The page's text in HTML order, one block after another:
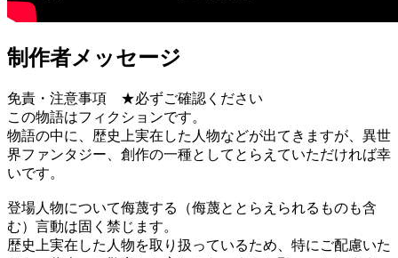
制作者メッセージ
免責・注意事項 ★必ずご確認ください
この物語はフィクションです。
物語の中に、歴史上実在した人物などが出てきますが、異世
界ファンタジー、創作の一種としてとらえていただければ幸
いです。
登場人物について侮蔑する（侮蔑ととらえられるものも含
む）言動は固く禁じます。
歴史上実在した人物を取り扱っているため、特にご配慮いた